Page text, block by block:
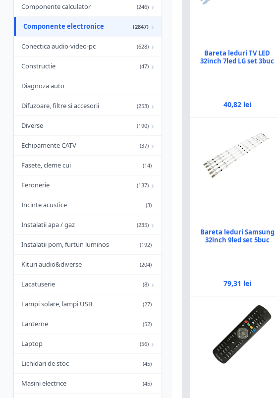
Componente calculator (246) ›
Componente electronice (2847) ›
Conectica audio-video-pc (628) ›
Constructie (47) ›
Diagnoza auto
Difuzoare, filtre si accesorii (253) ›
Diverse (190) ›
Echipamente CATV (37) ›
Fasete, cleme cui (14)
Feronerie (137) ›
Incinte acustice (3)
Instalatii apa / gaz (235) ›
Instalatii pom, furtun luminos (192)
Kituri audio&diverse (204)
Lacatuserie (8) ›
Lampi solare, lampi USB (27)
Lanterne (52)
Laptop (56) ›
Lichidari de stoc (45)
Masini electrice (45)
Bareta leduri TV LED
32inch 7led LG set 3buc
40,82 lei
Bareta leduri Samsung
32inch 9led set 5buc
79,31 lei